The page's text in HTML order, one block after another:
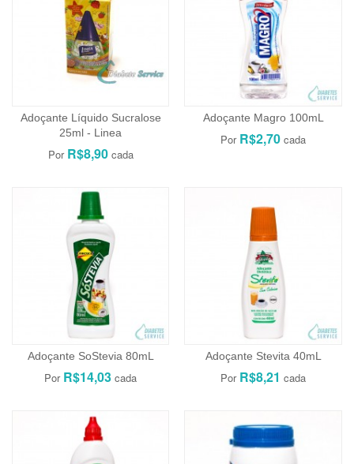
Adoçante Líquido Sucralose
25ml - Linea
R$8,90
Adoçante Magro 100mL
R$2,70
Adoçante SoStevia 80mL
R$14,03
Adoçante Stevita 40mL
R$8,21